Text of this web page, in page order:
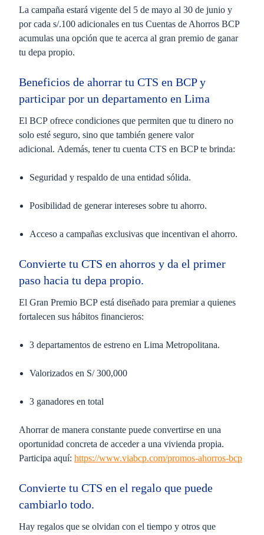
La campaña estará vigente del 5 de mayo al 30 de junio y
por cada s/.100 adicionales en tus Cuentas de Ahorros BCP
acumulas una opción que te acerca al gran premio de ganar
tu depa propio.
Beneficios de ahorrar tu CTS en BCP y
participar por un departamento en Lima
El BCP ofrece condiciones que permiten que tu dinero no
solo esté seguro, sino que también genere valor
adicional. Además, tener tu cuenta CTS en BCP te brinda:
Seguridad y respaldo de una entidad sólida.
Posibilidad de generar intereses sobre tu ahorro.
Acceso a campañas exclusivas que incentivan el ahorro.
Convierte tu CTS en ahorros y da el primer
paso hacia tu depa propio.
El Gran Premio BCP está diseñado para premiar a quienes
fortalecen sus hábitos financieros:
3 departamentos de estreno en Lima Metropolitana.
Valorizados en S/ 300,000
3 ganadores en total
Ahorrar de manera constante puede convertirse en una
oportunidad concreta de acceder a una vivienda propia.
Participa aquí: https://www.viabcp.com/promos-ahorros-bcp
Convierte tu CTS en el regalo que puede
cambiarlo todo.
Hay regalos que se olvidan con el tiempo y otros que